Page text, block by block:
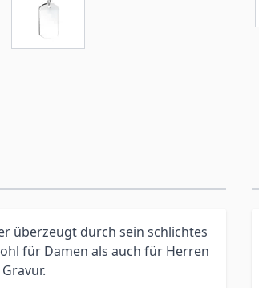
überzeugt durch sein schlichtes
für Damen als auch für Herren